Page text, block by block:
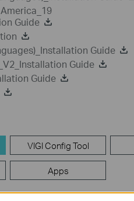
Guide
Guide
Guide
Guide
VIGI Config Tool
Apps